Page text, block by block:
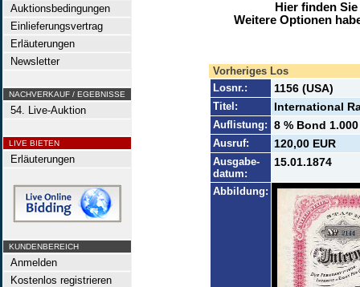
Auktionsbedingungen
Einlieferungsvertrag
Erläuterungen
Newsletter
NACHVERKAUF / EGEBNISSE
54. Live-Auktion
LIVE BIETEN
Erläuterungen
KUNDENBEREICH
Anmelden
Kostenlos registrieren
Hier finden
Weitere Optionen
Vorheriges Los
Losnr.:
1156 (USA)
Titel: International
Auflistung: 8 % Bond
Ausruf: 120,00 EUR
Ausgabe-
datum:
15.01.1874
Abbildung: